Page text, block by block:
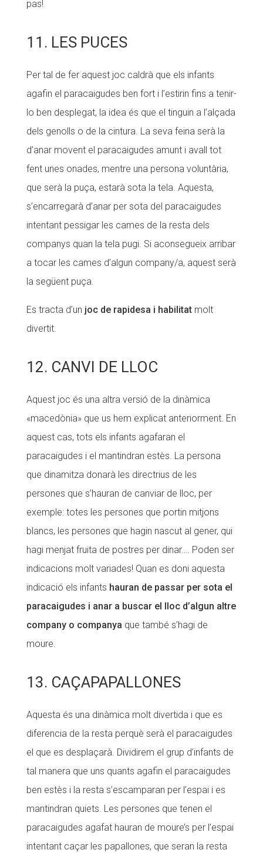
pas!
11. LES PUCES
Per tal de fer aquest joc caldrà que els infants
agafin el paracaigudes ben fort i l’estirin fins a tenir-
lo ben desplegat, la idea és que el tinguin a l’alçada
dels genolls o de la cintura. La seva feina serà la
d’anar movent el paracaigudes amunt i avall tot
fent unes onades, mentre una persona voluntària,
que serà la puça, estarà sota la tela. Aquesta,
s’encarregarà d’anar per sota del paracaigudes
intentant pessigar les cames de la resta dels
companys quan la tela pugi. Si aconsegueix arribar
a tocar les cames d’algun company/a, aquest serà
la següent puça.
Es tracta d’un joc de rapidesa i habilitatmolt
divertit.
12. CANVI DE LLOC
Aquest joc és una altra versió de la dinàmica
«macedònia» que us hem explicat anteriorment. En
aquest cas, tots els infants agafaran el
paracaigudes i el mantindran estès. La persona
que dinamitza donarà les directrius de les
persones que s’hauran de canviar de lloc, per
exemple: totes les persones que portin mitjons
blancs, les persones que hagin nascut al gener, qui
hagi menjat fruita de postres per dinar…. Poden ser
indicacions molt variades! Quan es doni aquesta
indicació els infants hauran de passar per sota el
paracaigudes i anar a buscar el lloc d’algun altre
company o companya que també s’hagi de
moure.
13. CAÇAPAPALLONES
Aquesta és una dinàmica molt divertida i que es
diferencia de la resta perquè serà el paracaigudes
el que es desplaçarà. Dividirem el grup d’infants de
tal manera que uns quants agafin el paracaigudes
ben estès i la resta s’escamparan per l’espai i es
mantindran quiets. Les persones que tenen el
paracaigudes agafat hauran de moure’s per l’espai
intentant caçar les papallones, que seran la resta